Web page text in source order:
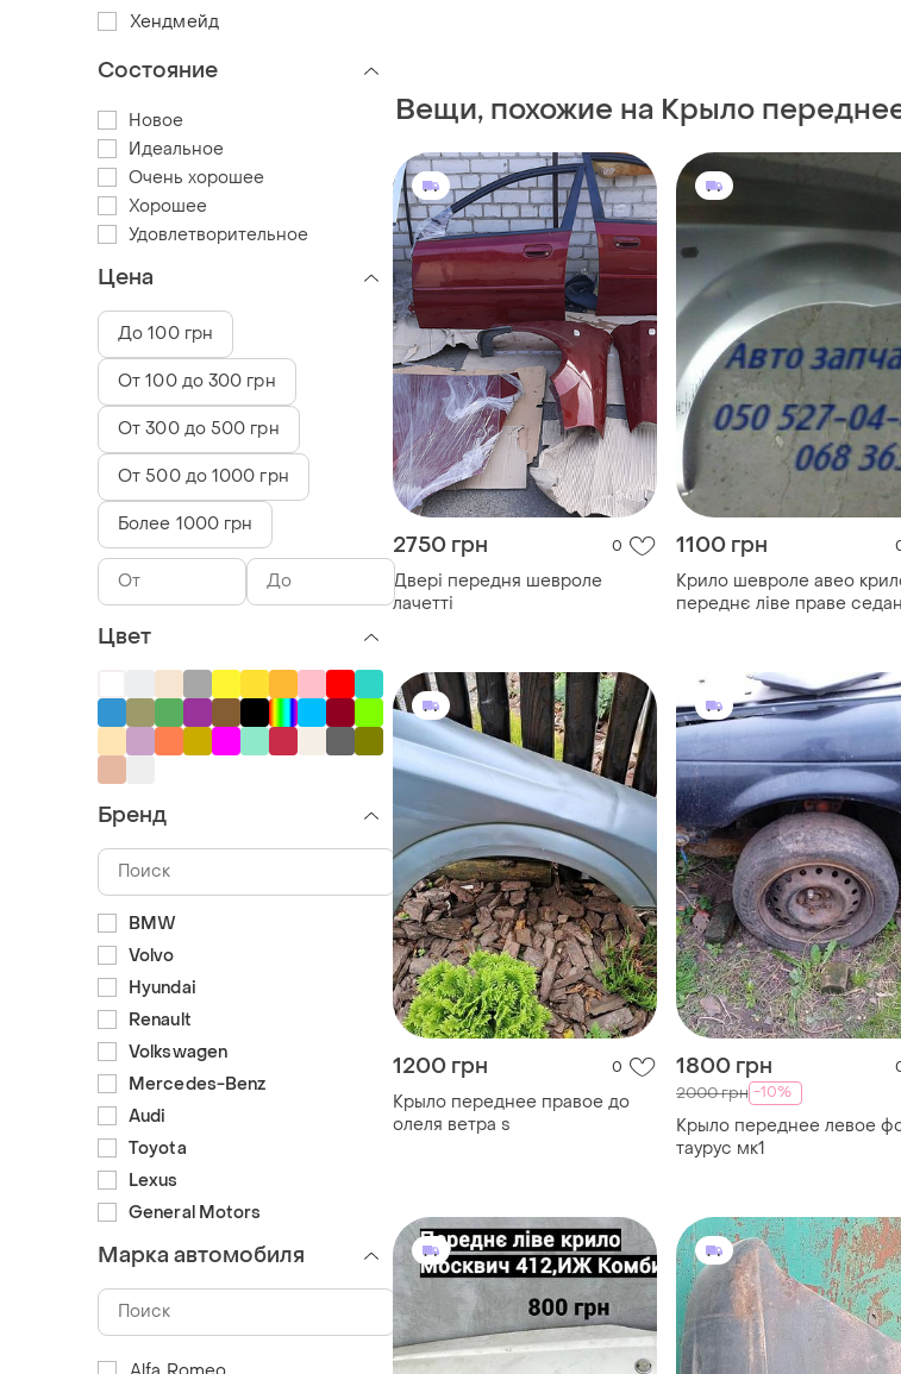
Вещи, похожие на Крыло
2750 грн 0
Двері передня шевроле
лачетті
1100 грн
Крило шевроле авео
переднє ліве праве
1200 грн 0
Крыло переднее правое до
олеля ветра s
1800 грн
2000 грн -10%
Крыло переднее левое
таурус мк1
Хендмейд
Состояние
Новое
Идеальное
Очень хорошее
Хорошее
Удовлетворительное
Цена
До 100 грн
От 100 до 300 грн
От 300 до 500 грн
От 500 до 1000 грн
Более 1000 грн
Цвет
Бренд
BMW
Volvo
Hyundai
Renault
Volkswagen
Mercedes-Benz
Audi
Toyota
Lexus
General Motors
Марка автомобиля